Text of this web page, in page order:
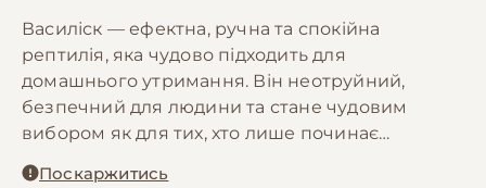
Василіск — ефектна, ручна та спокійна
рептилія, яка чудово підходить для
домашнього утримання. Він неотруйний,
безпечний для людини та стане чудовим
вибором як для тих, хто лише починає
Поскаржитись